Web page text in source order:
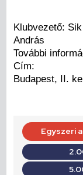
Klubvezető: Sik
András
További
Cím:
Budapest, II.